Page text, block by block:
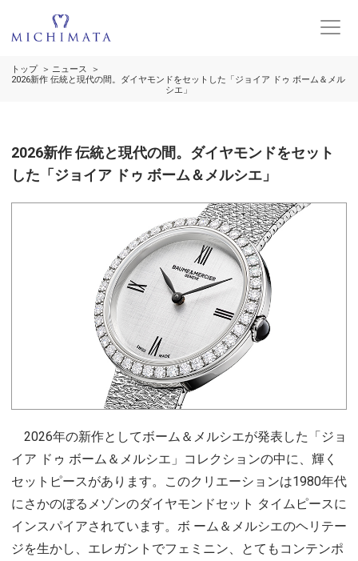
トップ
ニュース
2026新作 伝統と現代の間。ダイヤモンドをセットした「ジョイア ドゥ ボーム＆メル
シエ」
2026新作 伝統と現代の間。ダイヤモンドをセット
した「ジョイア ドゥ ボーム＆メルシエ」
2026年の新作としてボーム＆メルシエが発表した「ジョ
イア ドゥ ボーム＆メルシエ」コレクションの中に、輝く
セットピースがあります。このクリエーションは1980年代
にさかのぼるメゾンのダイヤモンドセット タイムピースに
インスパイアされています。ボ ーム＆メルシエのヘリテー
ジを生かし、エレガントでフェミニン、とてもコンテンポ